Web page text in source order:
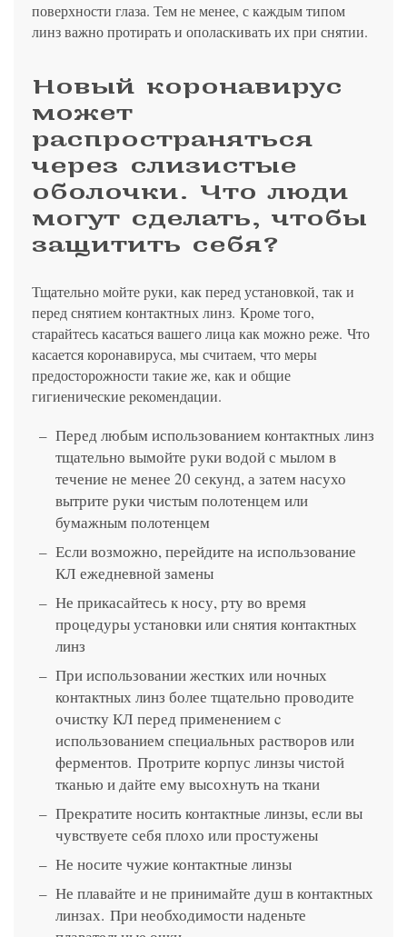
поверхности глаза. Тем не менее, с каждым типом
линз важно протирать и ополаскивать их при снятии.
Новый коронавирус
может
распространяться
через слизистые
оболочки. Что люди
могут сделать, чтобы
защитить себя?
Тщательно мойте руки, как перед установкой, так и
перед снятием контактных линз. Кроме того,
старайтесь касаться вашего лица как можно реже. Что
касается коронавируса, мы считаем, что меры
предосторожности такие же, как и общие
гигиенические рекомендации.
Перед любым использованием контактных линз
тщательно вымойте руки водой с мылом в
течение не менее 20 секунд, а затем насухо
вытрите руки чистым полотенцем или
бумажным полотенцем
Если возможно, перейдите на использование
КЛ ежедневной замены
Не прикасайтесь к носу, рту во время
процедуры установки или снятия контактных
линз
При использовании жестких или ночных
контактных линз более тщательно проводите
очистку КЛ перед применением c
использованием специальных растворов или
ферментов. Протрите корпус линзы чистой
тканью и дайте ему высохнуть на ткани
Прекратите носить контактные линзы, если вы
чувствуете себя плохо или простужены
Не носите чужие контактные линзы
Не плавайте и не принимайте душ в контактных
линзах. При необходимости наденьте